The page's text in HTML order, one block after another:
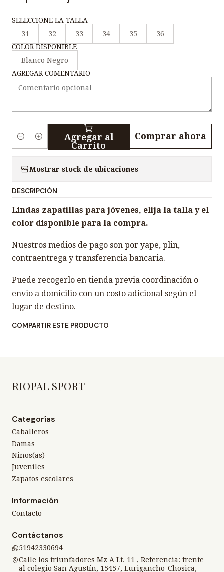
SELECCIONE LA TALLA
31
32 33 34 35
36
COLOR DISPONIBLE
Blanco Negro
AGREGAR COMENTARIO
i
d
a
Agregar al
Carrito
Comprar ahora
Mostrar stock de ubicaciones
DESCRIPCIÓN
Lindas zapatillas para jóvenes, elija la talla y el
color disponible para la compra.
Nuestros medios de pago son por yape, plin,
contraentrega y transferencia bancaria.
Puede recogerlo en tienda previa coordinación o
envio a domicilio con un costo adicional según el
lugar de destino.
COMPARTIR ESTE PRODUCTO
RIOPAL SPORT
Categorías
Caballeros
Damas
Niños(as)
Juveniles
Zapatos escolares
Información
Contacto
Contáctanos
51942330694
Calle los triunfadores Mz A Lt. 11 , Referencia: frente
al colegio San Agustín, 15457, Lurigancho-Chosica,